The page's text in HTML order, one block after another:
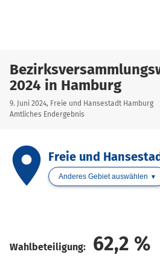
2024 in Hamburg
9. Juni 2024, Freie und Hansestadt Hamburg
Amtliches Endergebnis
placeFreie und
Anderes Gebiet auswählen
Wahlbeteiligung: 62,2 %